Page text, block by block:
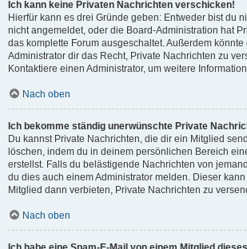
Ich kann keine Privaten Nachrichten verschicken!
Hierfür kann es drei Gründe geben: Entweder bist du
nicht angemeldet, oder die Board-Administration hat
das komplette Forum ausgeschaltet. Außerdem
Administrator dir das Recht, Private Nachrichten zu
Kontaktiere einen Administrator, um weitere
Nach oben
Ich bekomme ständig unerwünschte Private
Du kannst Private Nachrichten, die dir ein Mitglied
löschen, indem du in deinem persönlichen Bereich
erstellst. Falls du belästigende Nachrichten von
du dies auch einem Administrator melden. Dieser
Mitglied dann verbieten, Private Nachrichten zu
Nach oben